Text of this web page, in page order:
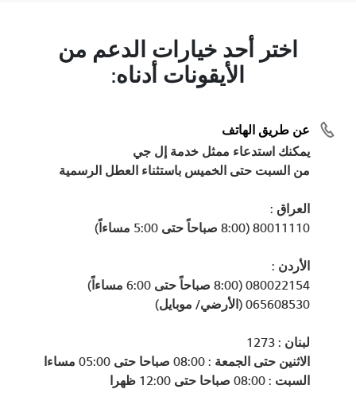
اختر أحد خيارات الدعم من
الأيقونات أدناه:
عن طريق الهاتف
يمكنك استدعاء ممثل خدمة إل جي
من السبت حتى الخميس باستثناء العطل الرسمية
العراق :
80011110 (8:00 صباحاً حتى 5:00 مساءاً)
الأردن :
080022154 (8:00 صباحاً حتى 6:00 مساءاً)
065608530 (الأرضي/ موبايل)
لبنان : 1273
الاثنين حتى الجمعة : 08:00 صباحا حتى 05:00 مساءا
السبت : 08:00 صباحا حتى 12:00 ظهرا